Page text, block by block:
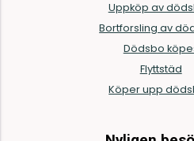
Uppköp av
Bortforsling av
Dödsbo
Flyttstäd
Köper upp